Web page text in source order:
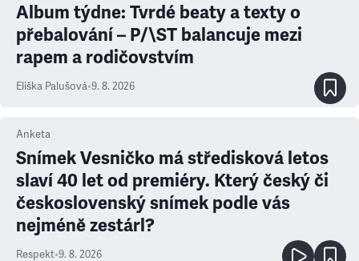
Album týdne: Tvrdé beaty a texty o
přebalování – P/\ST balancuje mezi
rapem a rodičovstvím
Eliška Palušová•9. 8. 2026
Anketa
Snímek Vesničko má středisková letos
slaví 40 let od premiéry. Který český či
československý snímek podle vás
nejméně zestárl?
Respekt•9. 8. 2026